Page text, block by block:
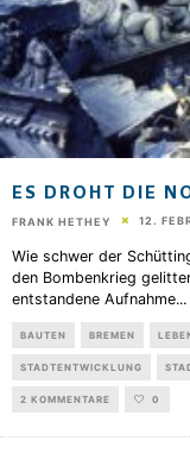
ES DROHT DIE
FRANK HETHEY 12.
Wie schwer der
den Bombenkrieg
entstandene Aufnahme...
BAUTEN BREMEN
STADTENTWICKLUNG
2 KOMMENTARE 0